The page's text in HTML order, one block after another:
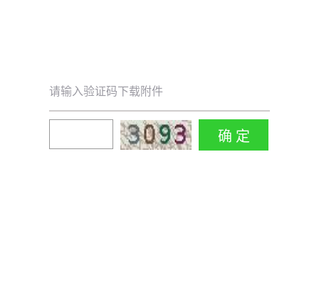
请输入验证码下载附件